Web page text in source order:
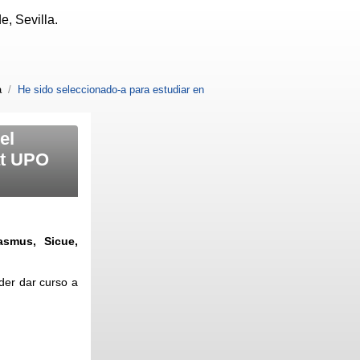
Sevilla.
/
He sido seleccionado-a para estudiar en
UPO
Sicue,
dar curso a